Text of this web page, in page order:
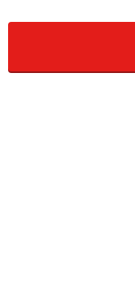
オフは、伝統文化